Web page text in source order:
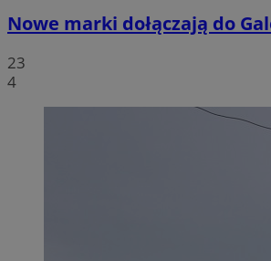
Nowe marki dołączają do
23
4